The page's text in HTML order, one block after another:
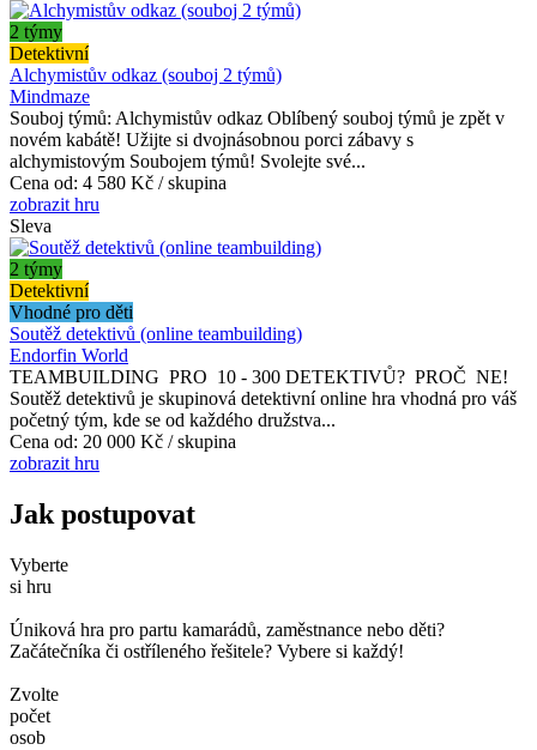
2 týmy
Detektivní
Alchymistův odkaz (souboj 2 týmů)
Mindmaze
Souboj týmů: Alchymistův odkaz Oblíbený souboj týmů je zpět v
novém kabátě! Užijte si dvojnásobnou porci zábavy s
alchymistovým Soubojem týmů! Svolejte své...
Cena od: 4 580 Kč / skupina
zobrazit hru
Sleva
2 týmy
Detektivní
Vhodné pro děti
Soutěž detektivů (online teambuilding)
Endorfin World
TEAMBUILDING PRO 10 - 300 DETEKTIVŮ? PROČ NE!
Soutěž detektivů je skupinová detektivní online hra vhodná pro váš
početný tým, kde se od každého družstva...
Cena od: 20 000 Kč / skupina
zobrazit hru
Jak postupovat
Vyberte
si hru
Úniková hra pro partu kamarádů, zaměstnance nebo děti?
Začátečníka či ostříleného řešitele? Vybere si každý!
Zvolte
počet
osob